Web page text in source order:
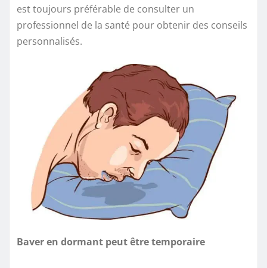
est toujours préférable de consulter un
professionnel de la santé pour obtenir des conseils
personnalisés.
Baver en dormant peut être temporaire